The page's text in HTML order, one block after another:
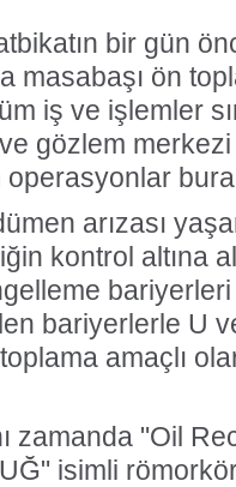
bir gün
masabaşı ön
iş ve işlemler
gözlem
operasyonlar
arızası
kontrol altına
bariyerlerle U
amaçlı
zamanda "Oil
isimli